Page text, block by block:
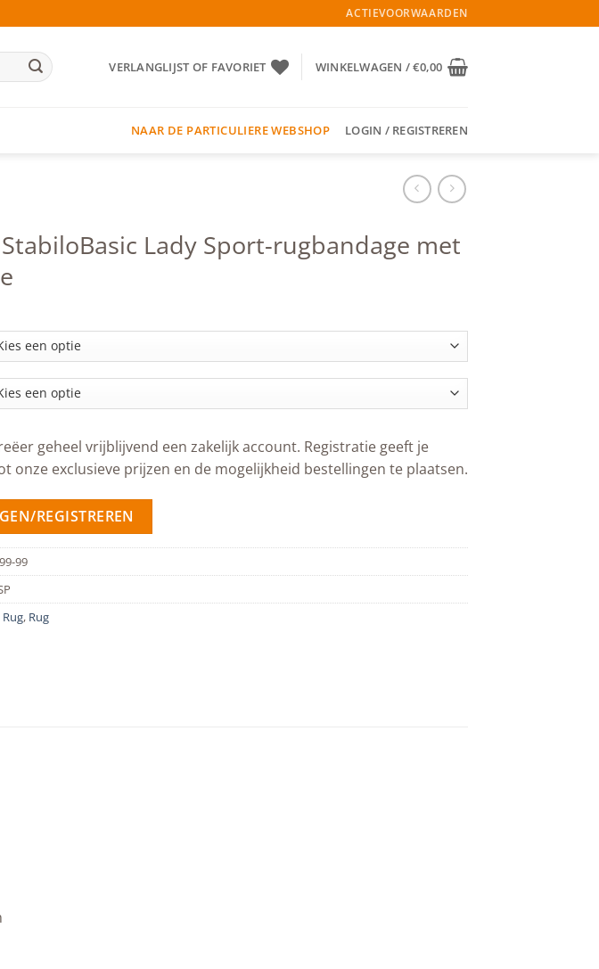
ACTIEVOORWAARDEN
VERLANGLIJST OF FAVORIET WINKELWAGEN /€0,00
NAAR DE PARTICULIERE WEBSHOP LOGIN / REGISTREREN
StabiloBasic Lady Sport-rugbandage met
geheel vrijblijvend een zakelijk account. Registratie geeft je
onze exclusieve prijzen en de mogelijkheid bestellingen te plaatsen.
REGISTREREN
99
Rug, Rug